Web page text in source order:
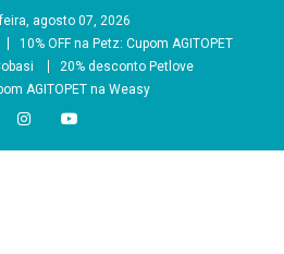
agosto 07, 2026
10% OFF na Petz: Cupom AGITOPET
20% desconto Petlove
AGITOPET na Weasy